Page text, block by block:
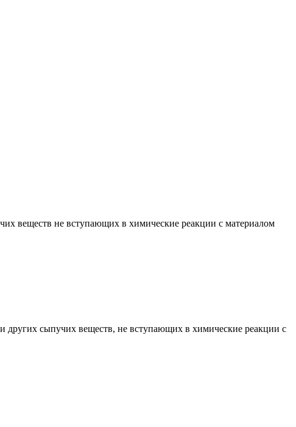
веществ не вступающих в химические реакции с материалом
других сыпучих веществ, не вступающих в химические реакции с